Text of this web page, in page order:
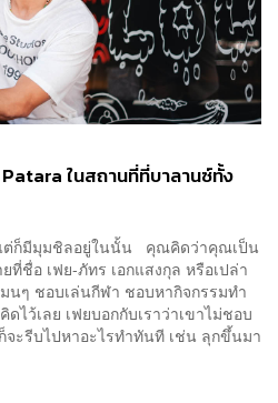
ในสถานที่ที่บาลานซ์ทั้ง
ต่ก็มีมุมชิลอยู่ในนั้น คุณคิดว่าคุณเป็น
ชื่อ เฟย-ภัทร เอกแสงกุล หรือเปล่า
นๆ ชอบเล่นกีฬา ชอบหากิจกรรมทำ
ไว้เลย เฟยบอกกับเราว่าเขาไม่ชอบ
จะรีบไปหาอะไรทำทันที เช่น ลุกขึ้นมา